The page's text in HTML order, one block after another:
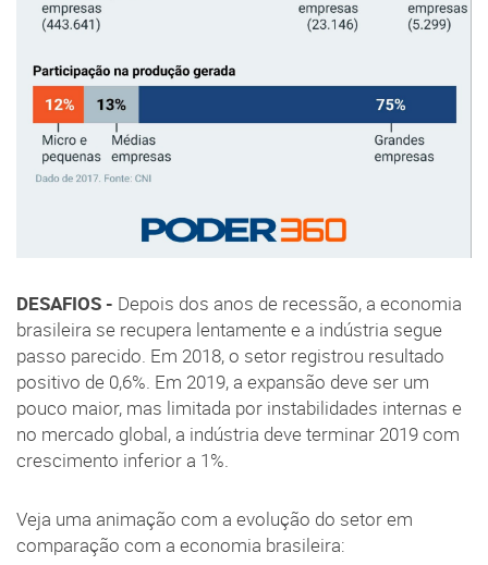
DESAFIOS - Depois dos anos de recessão, a economia
brasileira se recupera lentamente e a indústria segue
passo parecido. Em 2018, o setor registrou resultado
positivo de 0,6%. Em 2019, a expansão deve ser um
pouco maior, mas limitada por instabilidades internas e
no mercado global, a indústria deve terminar 2019 com
crescimento inferior a 1%.
Veja uma animação com a evolução do setor em
comparação com a economia brasileira: